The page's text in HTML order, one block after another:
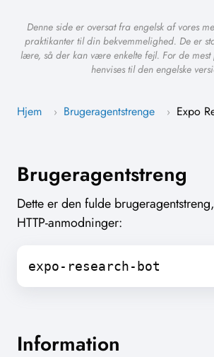
Denne side er oversat fra engelsk af vores
praktikanter til din bekvemmelighed. De er
lære, så der kan være enkelte fejl. For de
henvises til den engelske
Hjem › Brugeragentstrenge › Expo
Brugeragentstreng
Dette er den fulde
HTTP-anmodninger:
expo-research-bot
Information